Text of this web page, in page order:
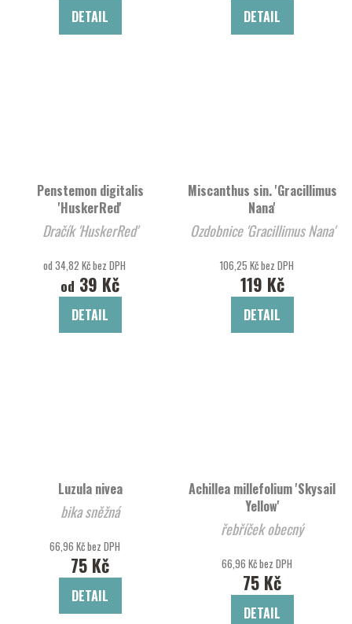
DETAIL DETAIL
Penstemon digitalis
'HuskerRed'
Dračík 'HuskerRed'
od 34,82 Kč bez DPH
od 39 Kč
DETAIL
Miscanthus sin. 'Gracillimus
Nana'
Ozdobnice 'Gracillimus Nana'
106,25 Kč bez DPH
119 Kč
DETAIL
Luzula nivea
bika sněžná
66,96 Kč bez DPH
75 Kč
DETAIL
Achillea millefolium 'Skysail
Yellow'
řebříček obecný
66,96 Kč bez DPH
75 Kč
DETAIL